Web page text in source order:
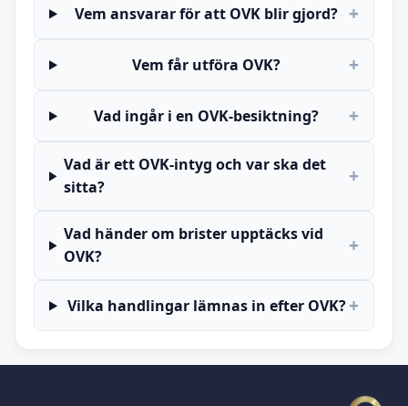
Vem ansvarar för att OVK blir gjord? +
Vem får utföra OVK? +
Vad ingår i en OVK-besiktning? +
Vad är ett OVK-intyg och var ska det
sitta?
+
Vad händer om brister upptäcks vid
OVK?
+
Vilka handlingar lämnas in efter OVK?+